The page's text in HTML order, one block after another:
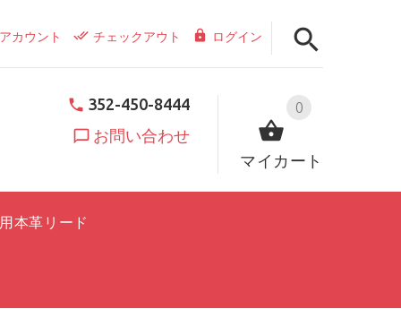
カウント チェックアウト ログイン
0
マイカート
352-450-8444
お問い合わせ
本革リード